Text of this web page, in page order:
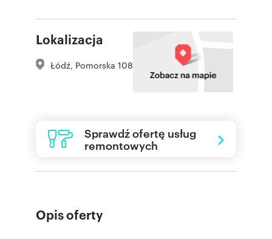
Lokalizacja
Łódź Pomorska 108
Sprawdź ofertę usług
remontowych
Opis oferty